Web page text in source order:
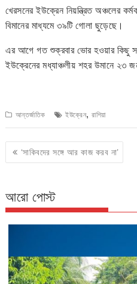
খেরসনের ইউক্রেন নিয়ন্ত্রিত অঞ্চলের
বিমানের মাধ্যমে ৩৯টি গোলা ছুড়েছে।
এর আগে গত শুক্রবার ভোর হওয়ার কিছু
ইউক্রেনের মধ্যাঞ্চলীয় শহর উমানে ২৩
আন্তর্জাতিক ইউক্রেন,রাশিয়া
Post
navigation
‘সাকিবদের সঙ্গে আর কাজ করব না’
আরো পোস্ট